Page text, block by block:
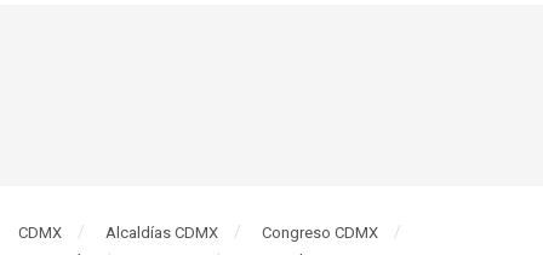
CDMX Alcaldías CDMX
Congreso CDMX